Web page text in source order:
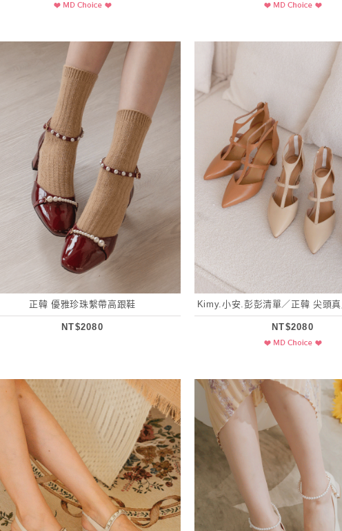
正韓 優雅珍珠繫帶高跟鞋
NT$2080
Kimy.小安.彭彭清單／正韓 尖頭
NT$2080